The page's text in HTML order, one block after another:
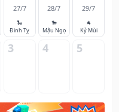
27/7
🐍
Đinh Tỵ
28/7
🐎
Mậu Ngọ
29/7
🐐
Kỷ Mùi
3 4 5